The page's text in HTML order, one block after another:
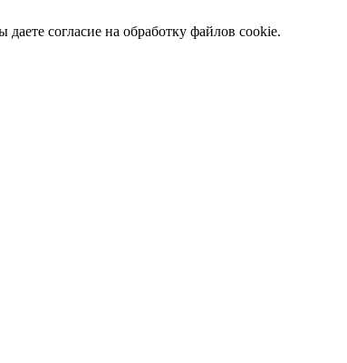
согласие на обработку файлов cookie.